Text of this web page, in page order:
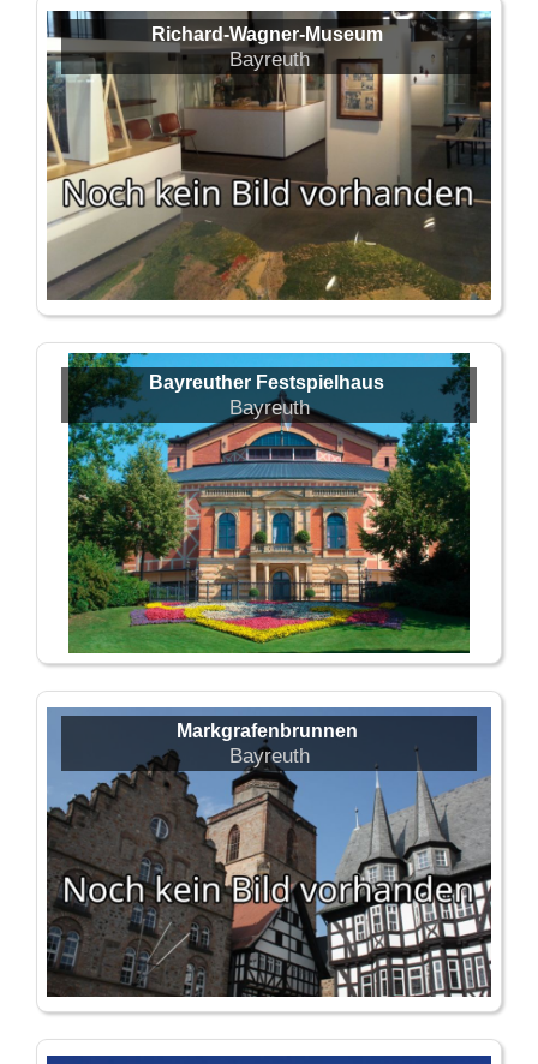
Richard-Wagner-Museum
Bayreuth
Bayreuther Festspielhaus
Bayreuth
Markgrafenbrunnen
Bayreuth